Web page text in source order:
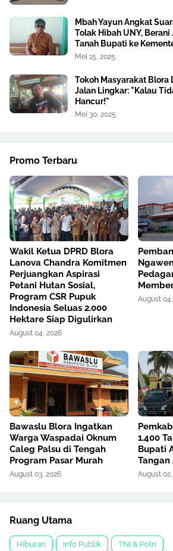
Mbah Yayun Angkat
Tolak Hibah UNY,
Tanah Bupati ke
Mei 15, 2025
Tokoh Masyarakat Blora
Jalan Lingkar: "Kalau
Hancur!"
Mei 30, 2025
Promo Terbaru
Wakil Ketua DPRD Blora
Lanova Chandra Komitmen
Perjuangkan Aspirasi
Petani Hutan Sosial,
Program CSR Pupuk
Indonesia Seluas 2.000
Hektare Siap Digulirkan
August 04, 2026
August
Bawaslu Blora Ingatkan
Warga Waspadai Oknum
Caleg Palsu di Tengah
Program Pasar Murah
August 03, 2026
1.400
Bupati
Tangan
August
Ruang Utama
Hiburan Info Publik TNI & Polri